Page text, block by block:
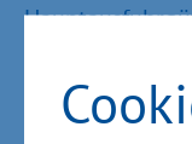
verteilung,
steuerungs-